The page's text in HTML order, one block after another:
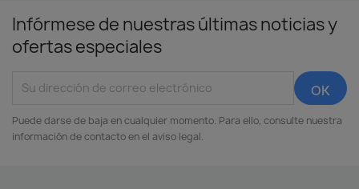
Infórmese de nuestras últimas noticias y
ofertas especiales
Puede darse de baja en cualquier momento. Para ello, consulte nuestra
información de contacto en el aviso legal.